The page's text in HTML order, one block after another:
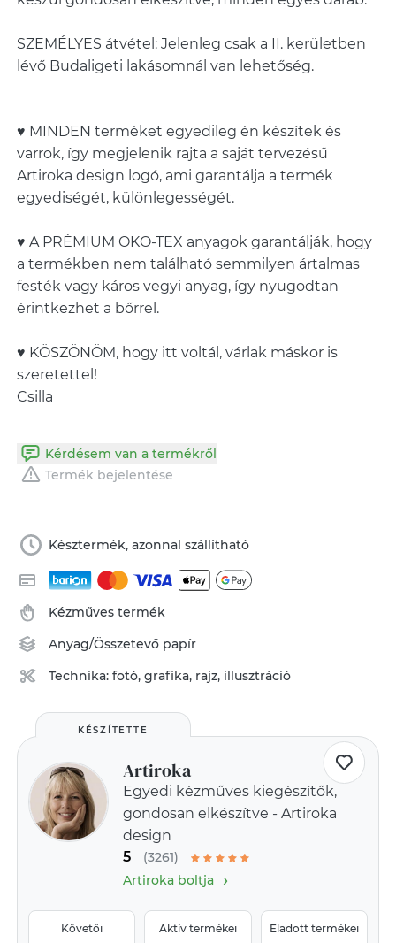
SZEMÉLYES átvétel: Jelenleg csak a II. kerületben
lévő Budaligeti lakásomnál van lehetőség.
♥ MINDEN terméket egyedileg én készítek és
varrok, így megjelenik rajta a saját tervezésű
Artiroka design logó, ami garantálja a termék
egyediségét, különlegességét.
♥ A PRÉMIUM ÖKO-TEX anyagok garantálják, hogy
a termékben nem található semmilyen ártalmas
festék vagy káros vegyi anyag, így nyugodtan
érintkezhet a bőrrel.
♥ KÖSZÖNÖM, hogy itt voltál, várlak máskor is
szeretettel!
Csilla
Kérdésem van a termékről
Termék bejelentése
Késztermék, azonnal szállítható
Kézműves termék
Anyag/Összetevő papír
Technika:fotó, grafika, rajz, illusztráció
KÉSZÍTETTE
Artiroka
Egyedi kézműves kiegészítők,
gondosan elkészítve - Artiroka
design
5
(3261)
Artiroka boltja›
Követői Aktív termékei Eladott termékei